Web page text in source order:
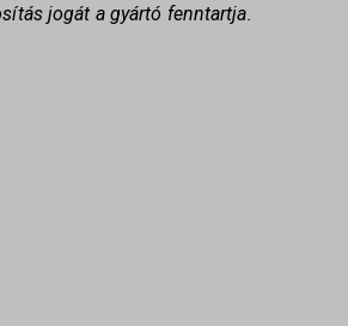
jogát a gyártó fenntartja.